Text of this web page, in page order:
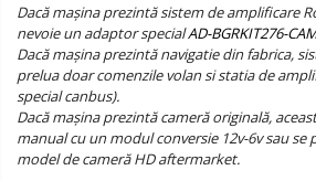
Dacă mașina prezintă sistem de amplificare
nevoie un adaptor specialAD-BGRKIT276-
Dacă mașina prezintă navigatie din fabrica,
prelua doar comenzile volan si statia de
special canbus).
Dacă mașina prezintă cameră originală,
manual cu un modul conversie 12v-6v sau se
model de cameră HD aftermarket.